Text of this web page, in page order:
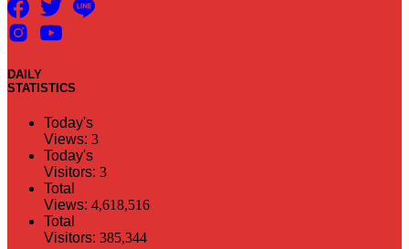
DAILY
STATISTICS
Today's
Views: 3
Today's
Visitors: 3
Total
Views: 4,618,516
Total
Visitors: 385,344